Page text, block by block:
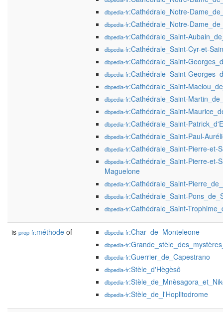
dbpedia-fr:Cathédrale_Notre-
dbpedia-fr:Cathédrale_Notre-
dbpedia-fr:Cathédrale_Saint-
dbpedia-fr:Cathédrale_Saint-Cyr-et-
dbpedia-fr:Cathédrale_Saint-
dbpedia-fr:Cathédrale_Saint-
dbpedia-fr:Cathédrale_Saint-
dbpedia-fr:Cathédrale_Saint-
dbpedia-fr:Cathédrale_Saint-
dbpedia-fr:Cathédrale_Saint-
dbpedia-fr:Cathédrale_Saint-Paul-
dbpedia-fr:Cathédrale_Saint-Pierre-et-
dbpedia-fr:Cathédrale_Saint-Pierre-et-
Maguelone
dbpedia-fr:Cathédrale_Saint-
dbpedia-fr:Cathédrale_Saint-
dbpedia-fr:Cathédrale_Saint-
is prop-fr:méthode of dbpedia-fr:Char_de_Monteleone
dbpedia-fr
dbpedia-fr:Guerrier_de_Capestrano
dbpedia-fr:Stèle_d'Hègèsô
dbpedia-fr
dbpedia-fr:Stèle_de_l'Hoplitodrome